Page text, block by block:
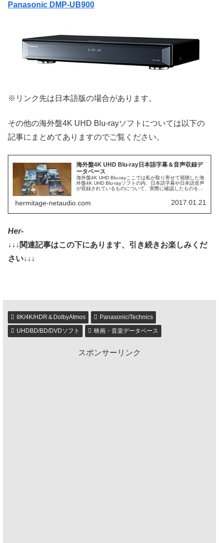
Panasonic DMP-UB900
※リンク先は日本語版の場合があります。
その他の海外盤4K UHD Blu-rayソフトについては以下の
記事にまとめてありますのでご覧ください。
海外盤4K UHD Blu-ray日本語字幕＆音声収録デ
ータベース
海外盤4K UHD Blu-rayここでは私が取り寄せて視聴した海
外盤4K UHD Blu-rayソフトの内、日本語字幕や日本語音声
が収録されているものについて、実際に確認したものをデ
hermitage-netaudio.com 2017.01.21
Her-
↓↓↓関連記事はこの下にあります、引き続きお楽しみくだ
さい↓↓↓
8K/4K/HDR＆DolbyAtmos
Panasonic/Technics
UHDBD/BD/DVDソフト
映画・音楽データベース
スポンサーリンク